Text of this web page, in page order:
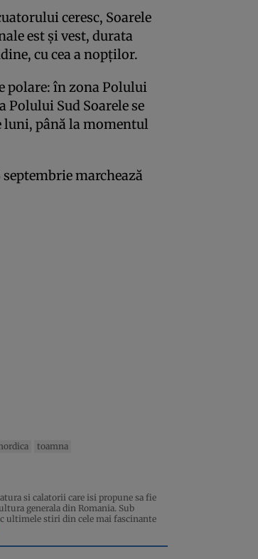
ceresc, Soarele
est şi vest, durata
cu cea a nopţilor.
polare: în zona Polului
Polului Sud Soarele se
luni, până la momentul
marchează
toamna
si calatorii care isi propune sa fie
generala din Romania. Sub
ultimele stiri din cele mai fascinante